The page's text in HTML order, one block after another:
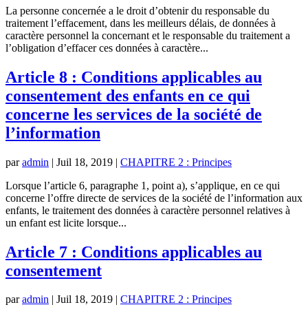
La personne concernée a le droit d’obtenir du responsable du
traitement l’effacement, dans les meilleurs délais, de données à
caractère personnel la concernant et le responsable du traitement a
l’obligation d’effacer ces données à caractère...
Article 8 : Conditions applicables au
consentement des enfants en ce qui
concerne les services de la société de
l’information
paradmin | Juil 18, 2019 | CHAPITRE 2 : Principes
Lorsque l’article 6, paragraphe 1, point a), s’applique, en ce qui
concerne l’offre directe de services de la société de l’information aux
enfants, le traitement des données à caractère personnel relatives à
un enfant est licite lorsque...
Article 7 : Conditions applicables au
consentement
paradmin | Juil 18, 2019 | CHAPITRE 2 : Principes